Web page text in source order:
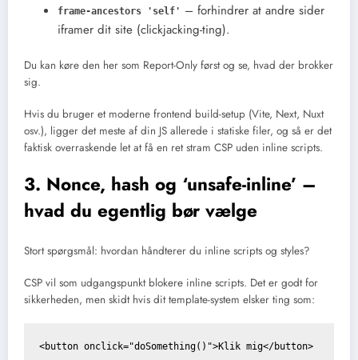
frame-ancestors 'self' – forhindrer at andre sider
iframer dit site (clickjacking-ting).
Du kan køre den her som Report-Only først og se, hvad der brokker
sig.
Hvis du bruger et moderne frontend build-setup (Vite, Next, Nuxt
osv.), ligger det meste af din JS allerede i statiske filer, og så er det
faktisk overraskende let at få en ret stram CSP uden inline scripts.
3. Nonce, hash og ‘unsafe-inline’ –
hvad du egentlig bør vælge
Stort spørgsmål: hvordan håndterer du inline scripts og styles?
CSP vil som udgangspunkt blokere inline scripts. Det er godt for
sikkerheden, men skidt hvis dit template-system elsker ting som:
<button onclick="doSomething()">Klik mig</button>